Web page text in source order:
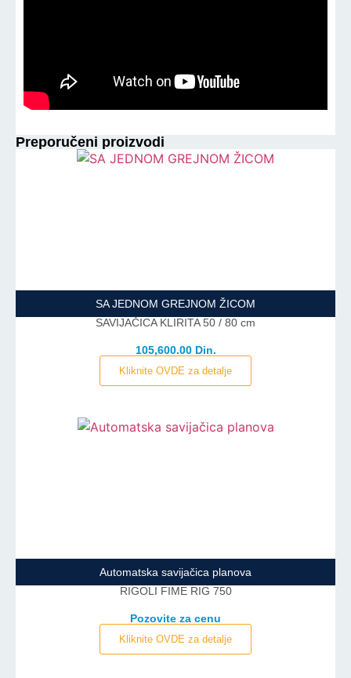
Preporučeni proizvodi
SA JEDNOM GREJNOM ŽICOM
SAVIJAČICA KLIRITA 50 / 80 cm
105,600.00 Din.
Kliknite OVDE za detalje
Automatska savijačica planova
RIGOLI FIME RIG 750
Pozovite za cenu
Kliknite OVDE za detalje